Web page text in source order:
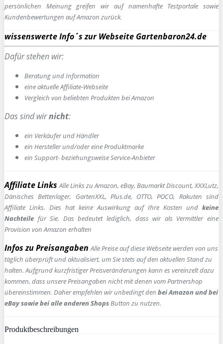
persönlichen Meinung greifen wir auf namenhafte Testportale sowie
Kundenbewertungen auf Amazon zurück.
wissenswerte Info´s zur Webseite Gartenbaron24.de
Dafür stehen wir:
Beratung und Information
eine aktuelle Affiliate-Webseite
Vergleich von beliebten Produkten bei Amazon
Das sind wirnicht:
ein Verkäufer und Händler
ein Hersteller und/oder eine Produktmarke
ein Support- beziehungsweise Service-Anbieter
Affiliate Links Alle Links zu Amazon, eBay, Baumarkt Discount, XXXLutz,
Dänisches Bettenlager, GartenXXL, Plus.de, OTTO, POCO, Rakuten sind
Affiliate Links. Dies hat keine Auswirkung auf Ihre Kosten und keine
Nachteile für Sie. Das bedeutet lediglich, dass wir als Vermittler eine
Provision von Amazon erhalten
Infos zu Preisangaben Alle Preise auf diese Webseite werden von uns
täglich überprüft und aktualisiert, um Sie stets auf den aktuellen Stand zu
halten. Aufgrund kurzfristiger Preisveränderungen kann es vereinzelt dazu
kommen, dass unsere Preisangaben nicht mit denen vom Partnershop
übereinstimmen. Daher empfehlen wir unbedingt den bei Amazon und bei
eBay sowie bei alle anderen ShopsButton zu nutzen.
Produktbeschreibungen